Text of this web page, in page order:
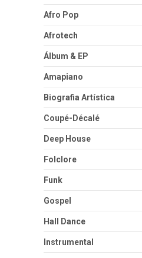
Afro Pop
Afrotech
Álbum & EP
Amapiano
Biografia Artística
Coupé-Décalé
Deep House
Folclore
Funk
Gospel
Hall Dance
Instrumental